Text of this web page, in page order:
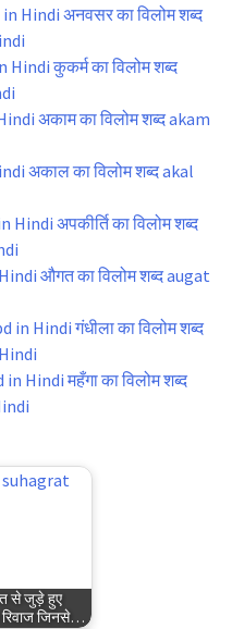
Hindi अनवसर का विलोम शब्द
कुकर्म का विलोम शब्द
अकाम का विलोम शब्द akam
अकाल का विलोम शब्द akal
अपकीर्ति का विलोम शब्द
औगत का विलोम शब्द augat
Hindi गंधीला का विलोम शब्द
Hindi महँगा का विलोम शब्द
से जुड़े हुए
रिवाज जिनसे…